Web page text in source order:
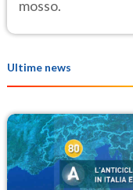
mosso.
Ultime news